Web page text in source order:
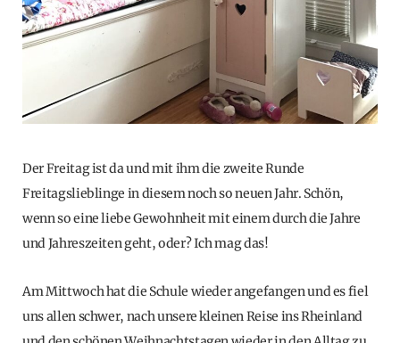
Der Freitag ist da und mit ihm die zweite Runde
Freitagslieblinge in diesem noch so neuen Jahr. Schön,
wenn so eine liebe Gewohnheit mit einem durch die Jahre
und Jahreszeiten geht, oder? Ich mag das!
Am Mittwoch hat die Schule wieder angefangen und es fiel
uns allen schwer, nach unsere kleinen Reise ins Rheinland